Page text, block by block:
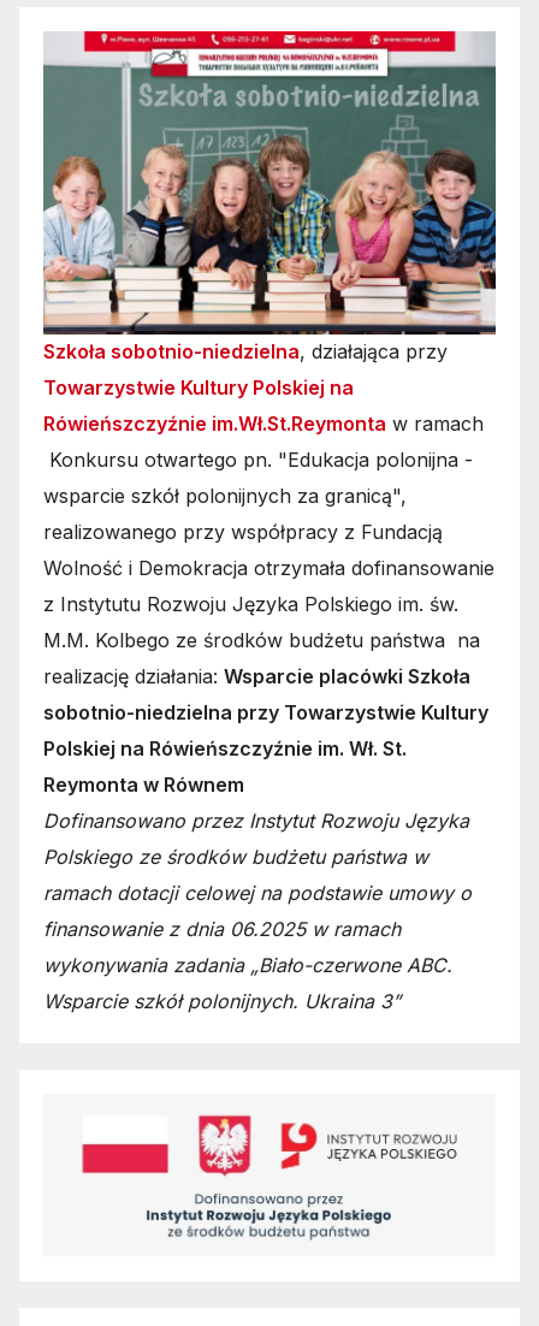
Szkoła sobotnio-niedzielna, działająca przy
Towarzystwie Kultury Polskiej na
Rówieńszczyźnie im.Wł.St.Reymonta w ramach
Konkursu otwartego pn. "Edukacja polonijna -
wsparcie szkół polonijnych za granicą",
realizowanego przy współpracy z Fundacją
Wolność i Demokracja otrzymała dofinansowanie
z Instytutu Rozwoju Języka Polskiego im. św.
M.M. Kolbego ze środków budżetu państwa na
realizację działania: Wsparcie placówki Szkoła
sobotnio-niedzielna przy Towarzystwie Kultury
Polskiej na Rówieńszczyźnie im. Wł. St.
Reymonta w Równem
Dofinansowano przez Instytut Rozwoju Języka
Polskiego ze środków budżetu państwa w
ramach dotacji celowej na podstawie umowy o
finansowanie z dnia 06.2025 w ramach
wykonywania zadania „Biało-czerwone ABC.
Wsparcie szkół polonijnych. Ukraina 3”